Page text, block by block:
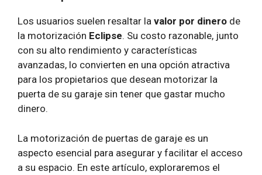
Los usuarios suelen resaltar la valor por dinero de
la motorización Eclipse. Su costo razonable, junto
con su alto rendimiento y características
avanzadas, lo convierten en una opción atractiva
para los propietarios que desean motorizar la
puerta de su garaje sin tener que gastar mucho
dinero.
La motorización de puertas de garaje es un
aspecto esencial para asegurar y facilitar el acceso
a su espacio. En este artículo, exploraremos el